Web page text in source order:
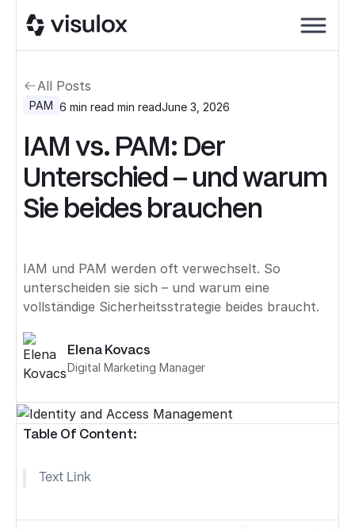
All Posts
PAM 6 min read min readJune 3, 2026
IAM vs. PAM: Der
Unterschied – und warum
Sie beides brauchen
IAM und PAM werden oft verwechselt. So
unterscheiden sie sich – und warum eine
vollständige Sicherheitsstrategie beides braucht.
Elena Kovacs
Digital Marketing Manager
Table Of Content:
Text Link